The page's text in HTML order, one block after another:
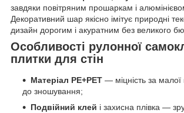
завдяки повітряним прошаркам і
Декоративний шар якісно імітує природні
дизайн дорогим і акуратним без великого
Особливості рулонної
плитки для стін
Матеріал PE+PET — міцність за малої
до зношування;
Подвійний клей і захисна плівка —